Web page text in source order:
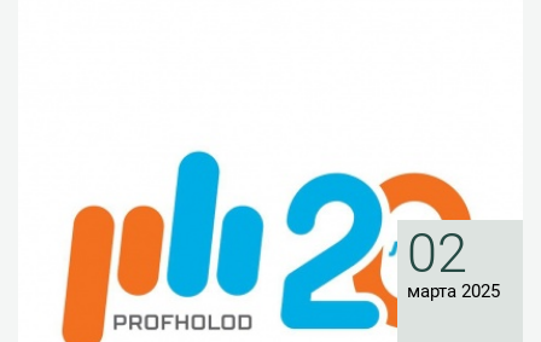
02
марта 2025